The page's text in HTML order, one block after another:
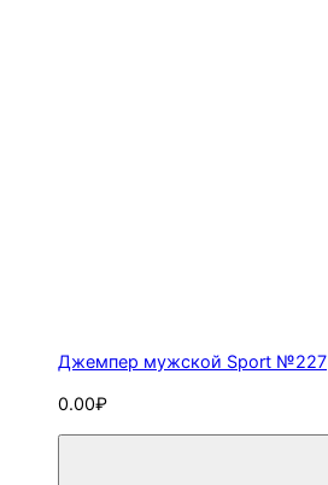
Джемпер мужской Sport №227
0.00₽